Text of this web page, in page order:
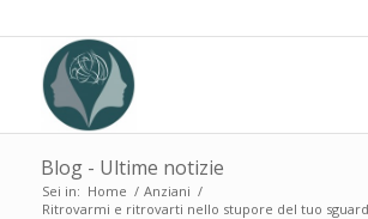
Blog - Ultime notizie
Sei in: Home / Anziani /
Ritrovarmi e ritrovarti nello stupore del tuo